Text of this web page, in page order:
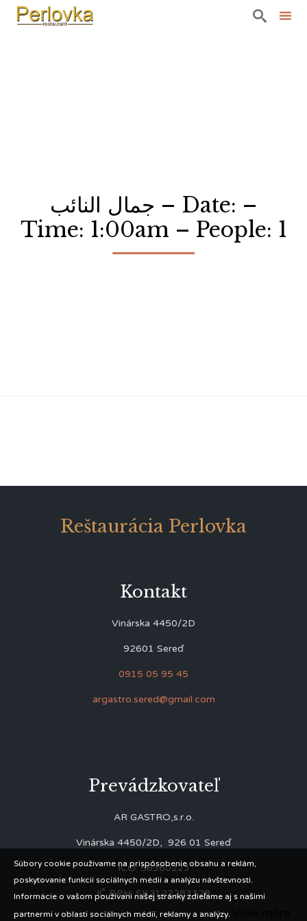

جمال النائب – Date: –
Time: 1:00am – People: 1
Reštaurácia Perlovka
Kontakt
Vinárska 4450/2D
92601 Sereď
0915 05 95 45
argastro.sered@gmail.com
Prevádzkovateľ
AR GASTRO,s.r.o.
Vinárska 4450/2D, 926 01 Sereď
IČO: 56360223
IČ DPH: SK2122283328
Súbory cookie používame na prispôsobenie obsahu a reklám,
poskytovanie funkcií sociálnych médií a analýzu návštevnosti.
Informácie o vašom používaní našej stránky zdieľame aj s našimi
partnermi v oblasti sociálnych médií, reklamy a analýzy.